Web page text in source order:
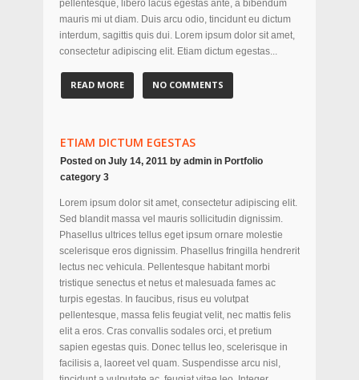
pellentesque, libero lacus egestas ante, a bibendum
mauris mi ut diam. Duis arcu odio, tincidunt eu dictum
interdum, sagittis quis dui. Lorem ipsum dolor sit amet,
consectetur adipiscing elit. Etiam dictum egestas...
READ MORE NO COMMENTS
ETIAM DICTUM EGESTAS
Posted on July 14, 2011 by admin in Portfolio
category 3
Lorem ipsum dolor sit amet, consectetur adipiscing elit.
Sed blandit massa vel mauris sollicitudin dignissim.
Phasellus ultrices tellus eget ipsum ornare molestie
scelerisque eros dignissim. Phasellus fringilla hendrerit
lectus nec vehicula. Pellentesque habitant morbi
tristique senectus et netus et malesuada fames ac
turpis egestas. In faucibus, risus eu volutpat
pellentesque, massa felis feugiat velit, nec mattis felis
elit a eros. Cras convallis sodales orci, et pretium
sapien egestas quis. Donec tellus leo, scelerisque in
facilisis a, laoreet vel quam. Suspendisse arcu nisl,